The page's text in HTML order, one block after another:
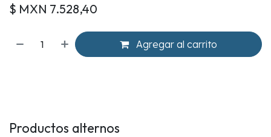
$ MXN 7.528,40
Agregar al carrito
Productos alternos